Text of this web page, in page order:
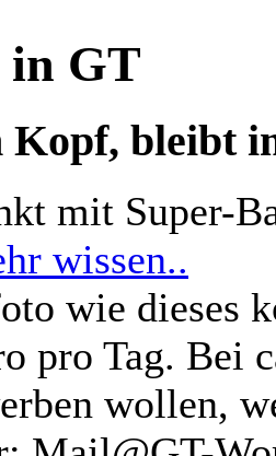
in GT
Kopf, bleibt
mit Super-
wissen..
wie dieses
pro Tag. Bei
wollen,